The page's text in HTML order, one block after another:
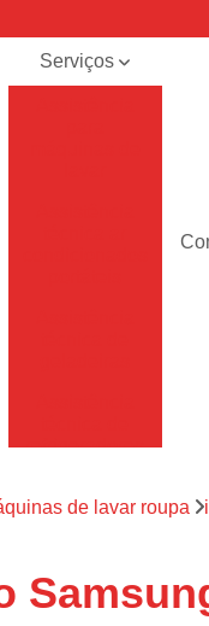
Serviços
refrigeradores
técnica de
técnicas de
fogão
de lavar roupa